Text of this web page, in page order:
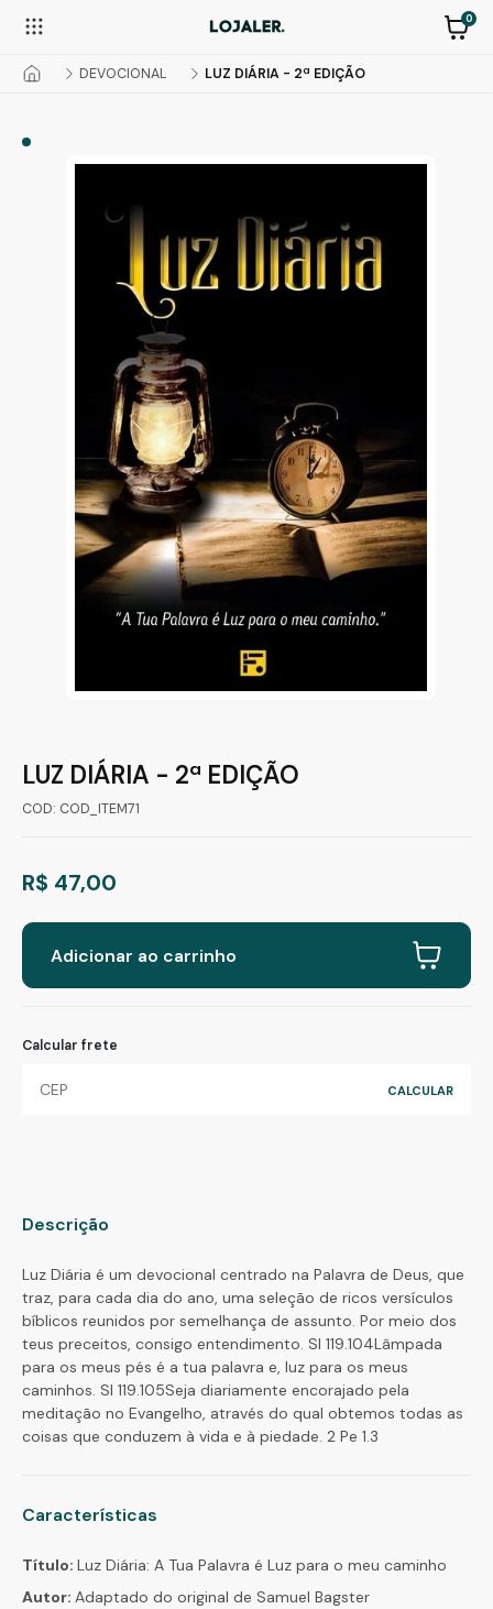
0
DEVOCIONAL LUZ DIÁRIA - 2ª EDIÇÃO
LUZ DIÁRIA - 2ª EDIÇÃO
COD: COD_ITEM71
R$ 47,00
Adicionar ao carrinho
Calcular frete
Descrição
Luz Diária é um devocional centrado na Palavra de Deus, que
traz, para cada dia do ano, uma seleção de ricos versículos
bíblicos reunidos por semelhança de assunto. Por meio dos
teus preceitos, consigo entendimento. Sl 119.104Lâmpada
para os meus pés é a tua palavra e, luz para os meus
caminhos. Sl 119.105Seja diariamente encorajado pela
meditação no Evangelho, através do qual obtemos todas as
coisas que conduzem à vida e à piedade. 2 Pe 1.3
Características
Título: Luz Diária: A Tua Palavra é Luz para o meu caminho
Autor: Adaptado do original de Samuel Bagster